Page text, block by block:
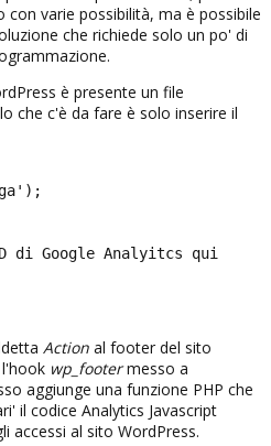
varie possibilità, ma è possibile
che richiede solo un po' di
è presente un file
che c'è da fare è solo inserire il
Action al footer del sito
wp_footermesso a
aggiunge una funzione PHP che
il codice Analytics Javascript
accessi al sito WordPress.